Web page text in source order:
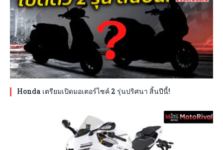
Honda เตรียมเปิดมอเตอร์ไซค์ 2 รุ่นปริศนา สิ้นปีนี้!